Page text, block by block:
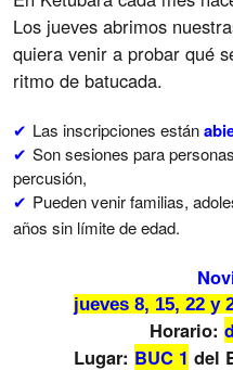
Los jueves abrimos
quiera venir a probar qué
ritmo de batucada.
✔ Las inscripciones están
✔ Son sesiones para
percusión,
✔ Pueden venir familias,
años sin límite de edad.
jueves 8, 15, 22 y
Horario:
Lugar: BUC 1 del